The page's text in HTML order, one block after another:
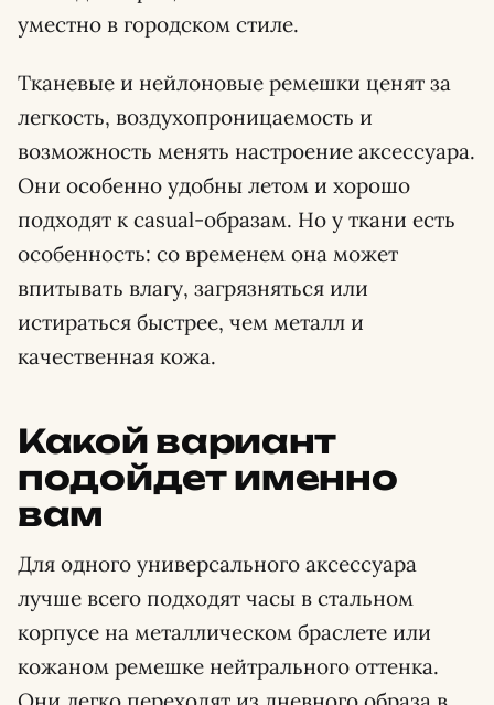
уместно в городском стиле.
Тканевые и нейлоновые ремешки ценят за
легкость, воздухопроницаемость и
возможность менять настроение аксессуара.
Они особенно удобны летом и хорошо
подходят к casual-образам. Но у ткани есть
особенность: со временем она может
впитывать влагу, загрязняться или
истираться быстрее, чем металл и
качественная кожа.
Какой вариант
подойдет именно
вам
Для одного универсального аксессуара
лучше всего подходят часы в стальном
корпусе на металлическом браслете или
кожаном ремешке нейтрального оттенка.